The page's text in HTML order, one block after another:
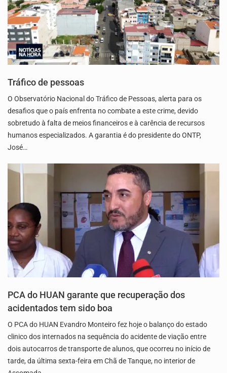
Tráfico de pessoas
O Observatório Nacional do Tráfico de Pessoas, alerta para os
desafios que o país enfrenta no combate a este crime, devido
sobretudo à falta de meios financeiros e à carência de recursos
humanos especializados. A garantia é do presidente do ONTP,
José…
PCA do HUAN garante que recuperação dos
acidentados tem sido boa
O PCA do HUAN Evandro Monteiro fez hoje o balanço do estado
clinico dos internados na sequência do acidente de viação entre
dois autocarros de transporte de alunos, que ocorreu no início de
tarde, da última sexta-feira em Chã de Tanque, no interior de